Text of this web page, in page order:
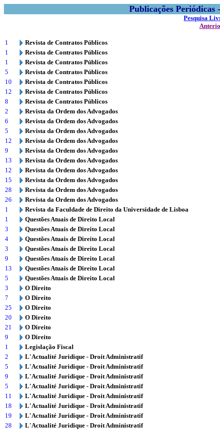
Publicações
Pesquisa
1
Revista de Contratos Públicos
1
Revista de Contratos Públicos
1
Revista de Contratos Públicos
5
Revista de Contratos Públicos
10
Revista de Contratos Públicos
12
Revista de Contratos Públicos
8
Revista de Contratos Públicos
2
Revista da Ordem dos Advogados
6
Revista da Ordem dos Advogados
5
Revista da Ordem dos Advogados
12
Revista da Ordem dos Advogados
9
Revista da Ordem dos Advogados
13
Revista da Ordem dos Advogados
12
Revista da Ordem dos Advogados
15
Revista da Ordem dos Advogados
28
Revista da Ordem dos Advogados
26
Revista da Ordem dos Advogados
1
Revista da Faculdade de Direito da Universidade de Lisboa
1
Questões Atuais de Direito Local
3
Questões Atuais de Direito Local
4
Questões Atuais de Direito Local
3
Questões Atuais de Direito Local
9
Questões Atuais de Direito Local
13
Questões Atuais de Direito Local
5
Questões Atuais de Direito Local
3
O Direito
7
O Direito
25
O Direito
20
O Direito
21
O Direito
9
O Direito
1
Legislação Fiscal
2
L'Actualité Juridique - Droit Administratif
5
L'Actualité Juridique - Droit Administratif
9
L'Actualité Juridique - Droit Administratif
5
L'Actualité Juridique - Droit Administratif
11
L'Actualité Juridique - Droit Administratif
18
L'Actualité Juridique - Droit Administratif
19
L'Actualité Juridique - Droit Administratif
28
L'Actualité Juridique - Droit Administratif